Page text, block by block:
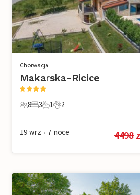
Chorwacja
Makarska-Ricice
8 Goście
8
3 Sypialnie
3
1 Łazienka
1
2 Zwierzęta domowe
2
19 wrz • 7 noce 4498